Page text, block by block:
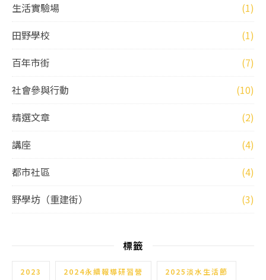
生活實驗場
(1)
田野學校
(1)
百年市街
(7)
社會參與行動
(10)
精選文章
(2)
講座
(4)
都市社區
(4)
野學坊（重建街）
(3)
標籤
2023 2024永續報導研習營 2025淡水生活節